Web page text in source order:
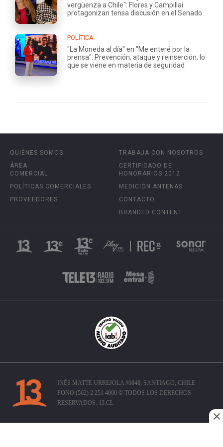
vergüenza a Chile": Flores y Campillai
protagonizan tensa discusión en el Senado
POLÍTICA
"La Moneda al día" en "Me enteré por la
prensa": Prevención, ataque y reinserción, lo
que se viene en materia de seguridad
QUIÉNES SOMOS
ÁREA
COMERCIAL
POLÍTICAS COMERCIALES
PROVEEDORES
TRABAJA CON NOSOTROS
CERTIFICADO DE
HONORARIOS 2012
MEDICIÓN ANTENAS
CONTACTO
BRANDED CONTENT
INÉS MATTE URREJOLA #0848, SANTIAGO, CHILE
FONO (562) 2 251 4000 © TODOS LOS DERECHOS
RESERVADOS. 13.CL